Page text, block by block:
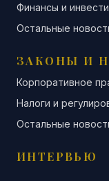
Финансы и
Остальные
ЗАКОНЫ И
Корпоративное
Налоги и
Остальные
ИНТЕРВЬЮ